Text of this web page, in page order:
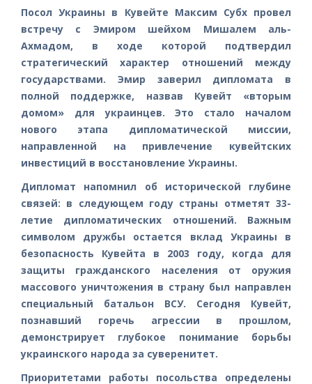
Посол Украины в Кувейте Максим Субх провел
встречу с Эмиром шейхом Мишалем аль-
Ахмадом, в ходе которой подтвердил
стратегический характер отношений между
государствами. Эмир заверил дипломата в
полной поддержке, назвав Кувейт «вторым
домом» для украинцев. Это стало началом
нового этапа дипломатической миссии,
направленной на привлечение кувейтских
инвестиций в восстановление Украины.
Дипломат напомнил об исторической глубине
связей: в следующем году страны отметят 33-
летие дипломатических отношений. Важным
символом дружбы остается вклад Украины в
безопасность Кувейта в 2003 году, когда для
защиты гражданского населения от оружия
массового уничтожения в страну был направлен
специальный батальон ВСУ. Сегодня Кувейт,
познавший горечь агрессии в прошлом,
демонстрирует глубокое понимание борьбы
украинского народа за суверенитет.
Приоритетами работы посольства определены